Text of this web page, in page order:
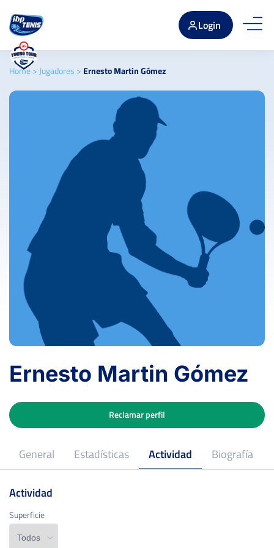
Login
Home> Jugadores > Ernesto Martin Gómez
Ernesto Martin Gómez
General Estadísticas Actividad Biografía
Reclamar perfil
Superficie
Actividad
Superficie